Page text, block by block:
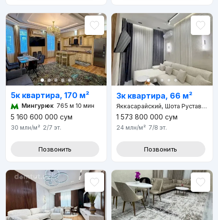
5к квартира, 170 м²
Мингурюк 765 м 10 мин
5 160 600 000 сум
30 млн/м² 2/7 эт.
Позвонить
3к квартира, 66 м²
Яккасарайский, Шота Руставели улица, д.54
1 573 800 000 сум
24 млн/м² 7/8 эт.
Позвонить